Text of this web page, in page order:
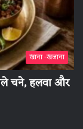
खाना -खजाना
चने, हलवा और